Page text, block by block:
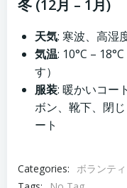
冬 (12月 – 1月)
天気: 寒波、高湿
気温: 10°C –
す）
服装: 暖かいコー
ボン、靴下、閉
ート
Categories:
ボランテ